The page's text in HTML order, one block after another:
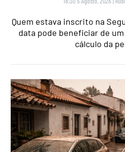
Quem estava inscrito na
data pode beneficiar de
cálculo da